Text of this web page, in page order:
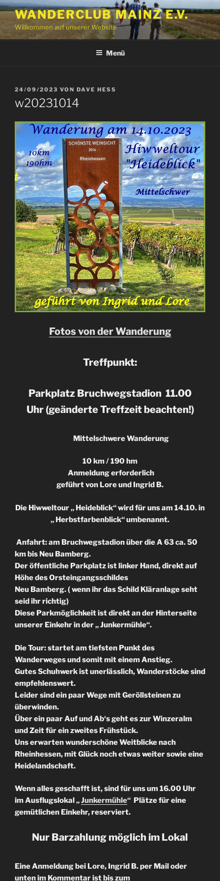
Zum
Inhalt
springen
WANDERCLUB MAINZ E.V.
Willkommen auf unserer Website
Menü
VERÖFFENTLICHT
AM
24/09/2023 VON DAVE HESS
w20231014
Fotos von der Wanderung
Treffpunkt:
Parkplatz Bruchwegstadion 11.00
Uhr (geänderte Treffzeit beachten!)
Mittelschwere Wanderung
10 km / 190 hm
Anmeldung erforderlich
geführt von Lore und Ingrid B.
Die Hiwweltour „ Heideblick“ wird für uns am 14.10. in
„ Herbstfarbenblick“ umbenannt.
Anfahrt: am Bruchwegstadion über die A 63 ca. 50
km bis Neu Bamberg.
Der öffentliche Parkplatz ist linker Hand, direkt auf
Höhe des Orsteingangsschildes
Neu Bamberg. ( wenn ihr das Schild Kläranlage seht
seid ihr richtig)
Diese Parkmöglichkeit ist direkt an der Hinterseite
unserer Einkehr in der „ Junkermühle“.
Die Tour: startet am tiefsten Punkt des
Wanderweges und somit mit einem Anstieg.
Gutes Schuhwerk ist unerlässlich, Wanderstöcke sind
empfehlenswert.
Leider sind ein paar Wege mit Geröllsteinen zu
überwinden.
Über ein paar Auf und Ab‘s geht es zur Winzeralm
und Zeit für ein zweites Frühstück.
Uns erwarten wunderschöne Weitblicke nach
Rheinhessen, mit Glück noch etwas weiter sowie eine
Heidelandschaft.
Wenn alles geschafft ist, sind für uns um 16.00 Uhr
im Ausflugslokal „Junkermühle“ Plätze für eine
gemütlichen Einkehr, reserviert.
Nur Barzahlung möglich im Lokal
Eine Anmeldung bei Lore, Ingrid B. per Mail oder
unten im Kommentar ist bis zum